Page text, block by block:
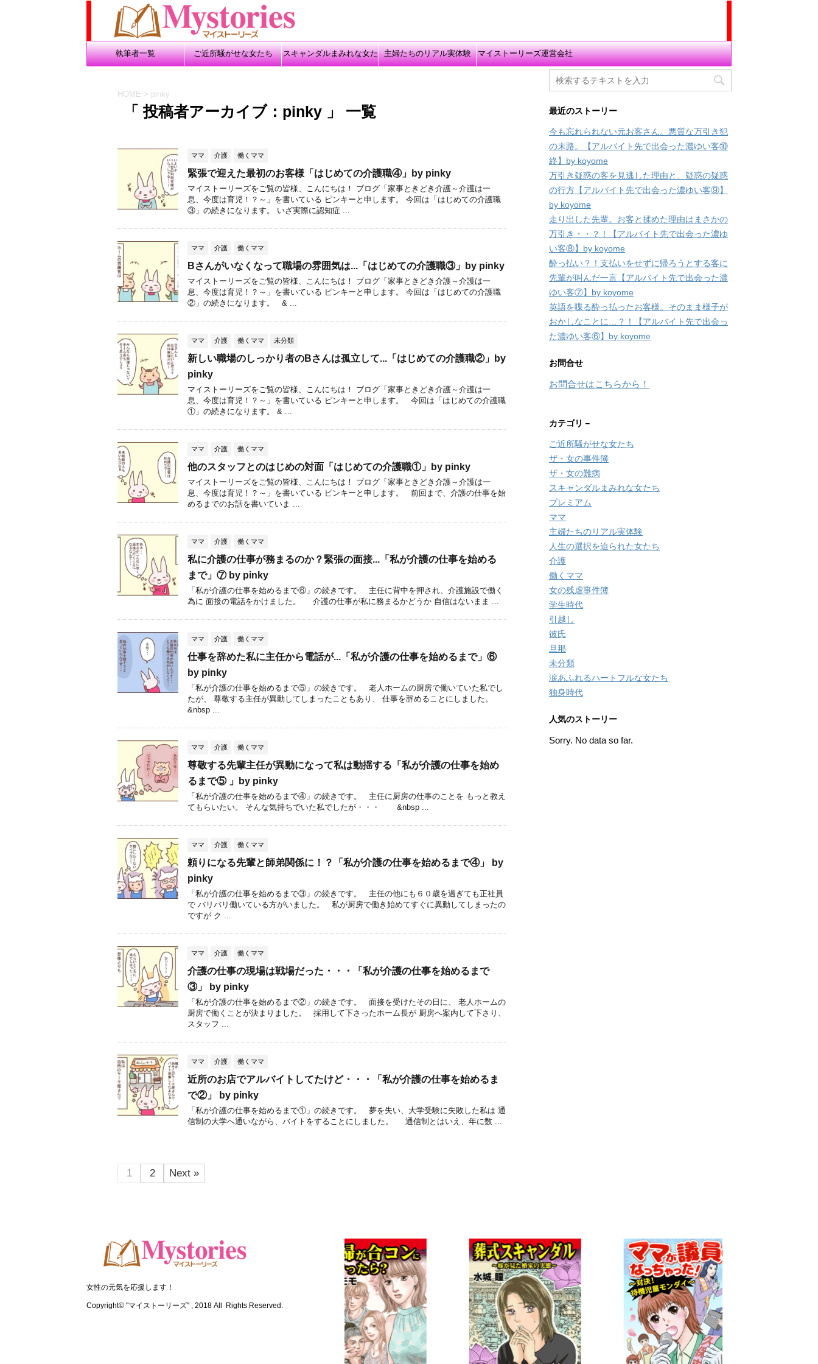
執筆者一覧 ご近所騒がせな女たち スキャンダルまみれな女た 主婦たちのリアル実体験 マイストーリーズ運営会社
HOME > pinky
「 投稿者アーカイブ：pinky 」 一覧
ママ 介護 働くママ
緊張で迎えた最初のお客様「はじめての介護職④」by pinky
マイストーリーズをご覧の皆様、こんにちは！ ブログ「家事ときどき介護～介護は一
息、今度は育児！？～」を書いている ピンキーと申します。 今回は「はじめての介護職
③」の続きになります。 いざ実際に認知症 ...
ママ 介護 働くママ
Bさんがいなくなって職場の雰囲気は...「はじめての介護職③」by pinky
マイストーリーズをご覧の皆様、こんにちは！ ブログ「家事ときどき介護～介護は一
息、今度は育児！？～」を書いている ピンキーと申します。 今回は「はじめての介護職
②」の続きになります。 & ...
ママ 介護 働くママ 未分類
新しい職場のしっかり者のBさんは孤立して...「はじめての介護職②」by
pinky
マイストーリーズをご覧の皆様、こんにちは！ ブログ「家事ときどき介護～介護は一
息、今度は育児！？～」を書いている ピンキーと申します。 今回は「はじめての介護職
①」の続きになります。 & ...
ママ 介護 働くママ
他のスタッフとのはじめの対面「はじめての介護職①」by pinky
マイストーリーズをご覧の皆様、こんにちは！ ブログ「家事ときどき介護～介護は一
息、今度は育児！？～」を書いている ピンキーと申します。 前回まで、介護の仕事を始
めるまでのお話を書いていま ...
ママ 介護 働くママ
私に介護の仕事が務まるのか？緊張の面接...「私が介護の仕事を始める
まで」⑦ by pinky
「私が介護の仕事を始めるまで⑥」の続きです。 主任に背中を押され、介護施設で働く
為に 面接の電話をかけました。 介護の仕事が私に務まるかどうか 自信はないまま ...
ママ 介護 働くママ
仕事を辞めた私に主任から電話が...「私が介護の仕事を始めるまで」⑥
by pinky
「私が介護の仕事を始めるまで⑤」の続きです。 老人ホームの厨房で働いていた私でし
たが、 尊敬する主任が異動してしまったこともあり、 仕事を辞めることにしました。
&nbsp ...
ママ 介護 働くママ
尊敬する先輩主任が異動になって私は動揺する「私が介護の仕事を始め
るまで⑤ 」by pinky
「私が介護の仕事を始めるまで④」の続きです。 主任に厨房の仕事のことを もっと教え
てもらいたい。 そんな気持ちでいた私でしたが・・・ &nbsp ...
ママ 介護 働くママ
頼りになる先輩と師弟関係に！？「私が介護の仕事を始めるまで④」 by
pinky
「私が介護の仕事を始めるまで③」の続きです。 主任の他にも６０歳を過ぎても正社員
で バリバリ働いている方がいました。 私が厨房で働き始めてすぐに異動してしまったの
ですが ク ...
ママ 介護 働くママ
介護の仕事の現場は戦場だった・・・「私が介護の仕事を始めるまで
③」 by pinky
「私が介護の仕事を始めるまで②」の続きです。 面接を受けたその日に、 老人ホームの
厨房で働くことが決まりました。 採用して下さったホーム長が 厨房へ案内して下さり、
スタッフ ...
ママ 介護 働くママ
近所のお店でアルバイトしてたけど・・・「私が介護の仕事を始めるま
で②」 by pinky
「私が介護の仕事を始めるまで①」の続きです。 夢を失い、大学受験に失敗した私は 通
信制の大学へ通いながら、バイトをすることにしました。 通信制とはいえ、年に数 ...
1 2 Next »
最近のストーリー
今も忘れられない元お客さん。悪質な万引き犯
の末路。【アルバイト先で出会った濃ゆい客⑩
終】by koyome
万引き疑惑の客を見逃した理由と、疑惑の疑惑
の行方【アルバイト先で出会った濃ゆい客⑨】
by koyome
走り出した先輩。お客と揉めた理由はまさかの
万引き・・？！【アルバイト先で出会った濃ゆ
い客⑧】by koyome
酔っ払い？！支払いをせずに帰ろうとする客に
先輩が叫んだ一言【アルバイト先で出会った濃
ゆい客⑦】by koyome
英語を喋る酔っ払ったお客様。そのまま様子が
おかしなことに…？！【アルバイト先で出会っ
た濃ゆい客⑥】by koyome
お問合せ
お問合せはこちらから！
カテゴリ－
ご近所騒がせな女たち
ザ・女の事件簿
ザ・女の難病
スキャンダルまみれな女たち
プレミアム
ママ
主婦たちのリアル実体験
人生の選択を迫られた女たち
介護
働くママ
女の残虐事件簿
学生時代
引越し
彼氏
旦那
未分類
涙あふれるハートフルな女たち
独身時代
人気のストーリー
Sorry. No data so far.
女性の元気を応援します！
Copyright© "マイストーリーズ" , 2018 All Rights Reserved.